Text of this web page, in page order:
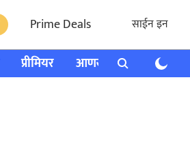
Prime Deals साईन इन
प्रीमियर आणखी राशी भविष्य